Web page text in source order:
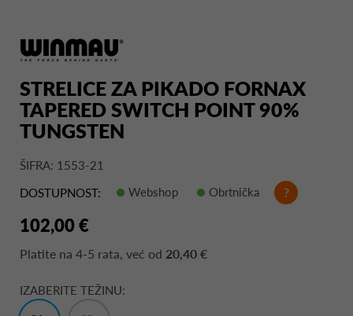
STRELICE ZA PIKADO FORNAX
TAPERED SWITCH POINT 90%
TUNGSTEN
ŠIFRA: 1553-21
DOSTUPNOST:
Webshop Obrtnička ?
102,00 €
Platite na 4-5 rata, već od 20,40 €
IZABERITE TEŽINU: